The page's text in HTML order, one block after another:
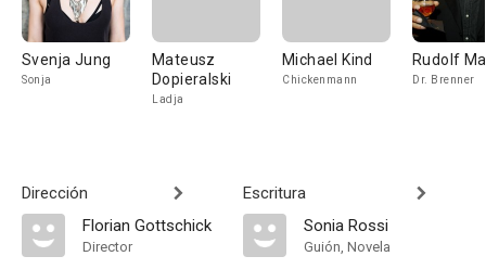
Svenja Jung
Sonja
Mateusz
Dopieralski
Ladja
Michael Kind
Chickenmann
Rudolf
Dr. Brenner
Dirección
Florian Gottschick
Director
Escritura
Sonia Rossi
Guión, Novela